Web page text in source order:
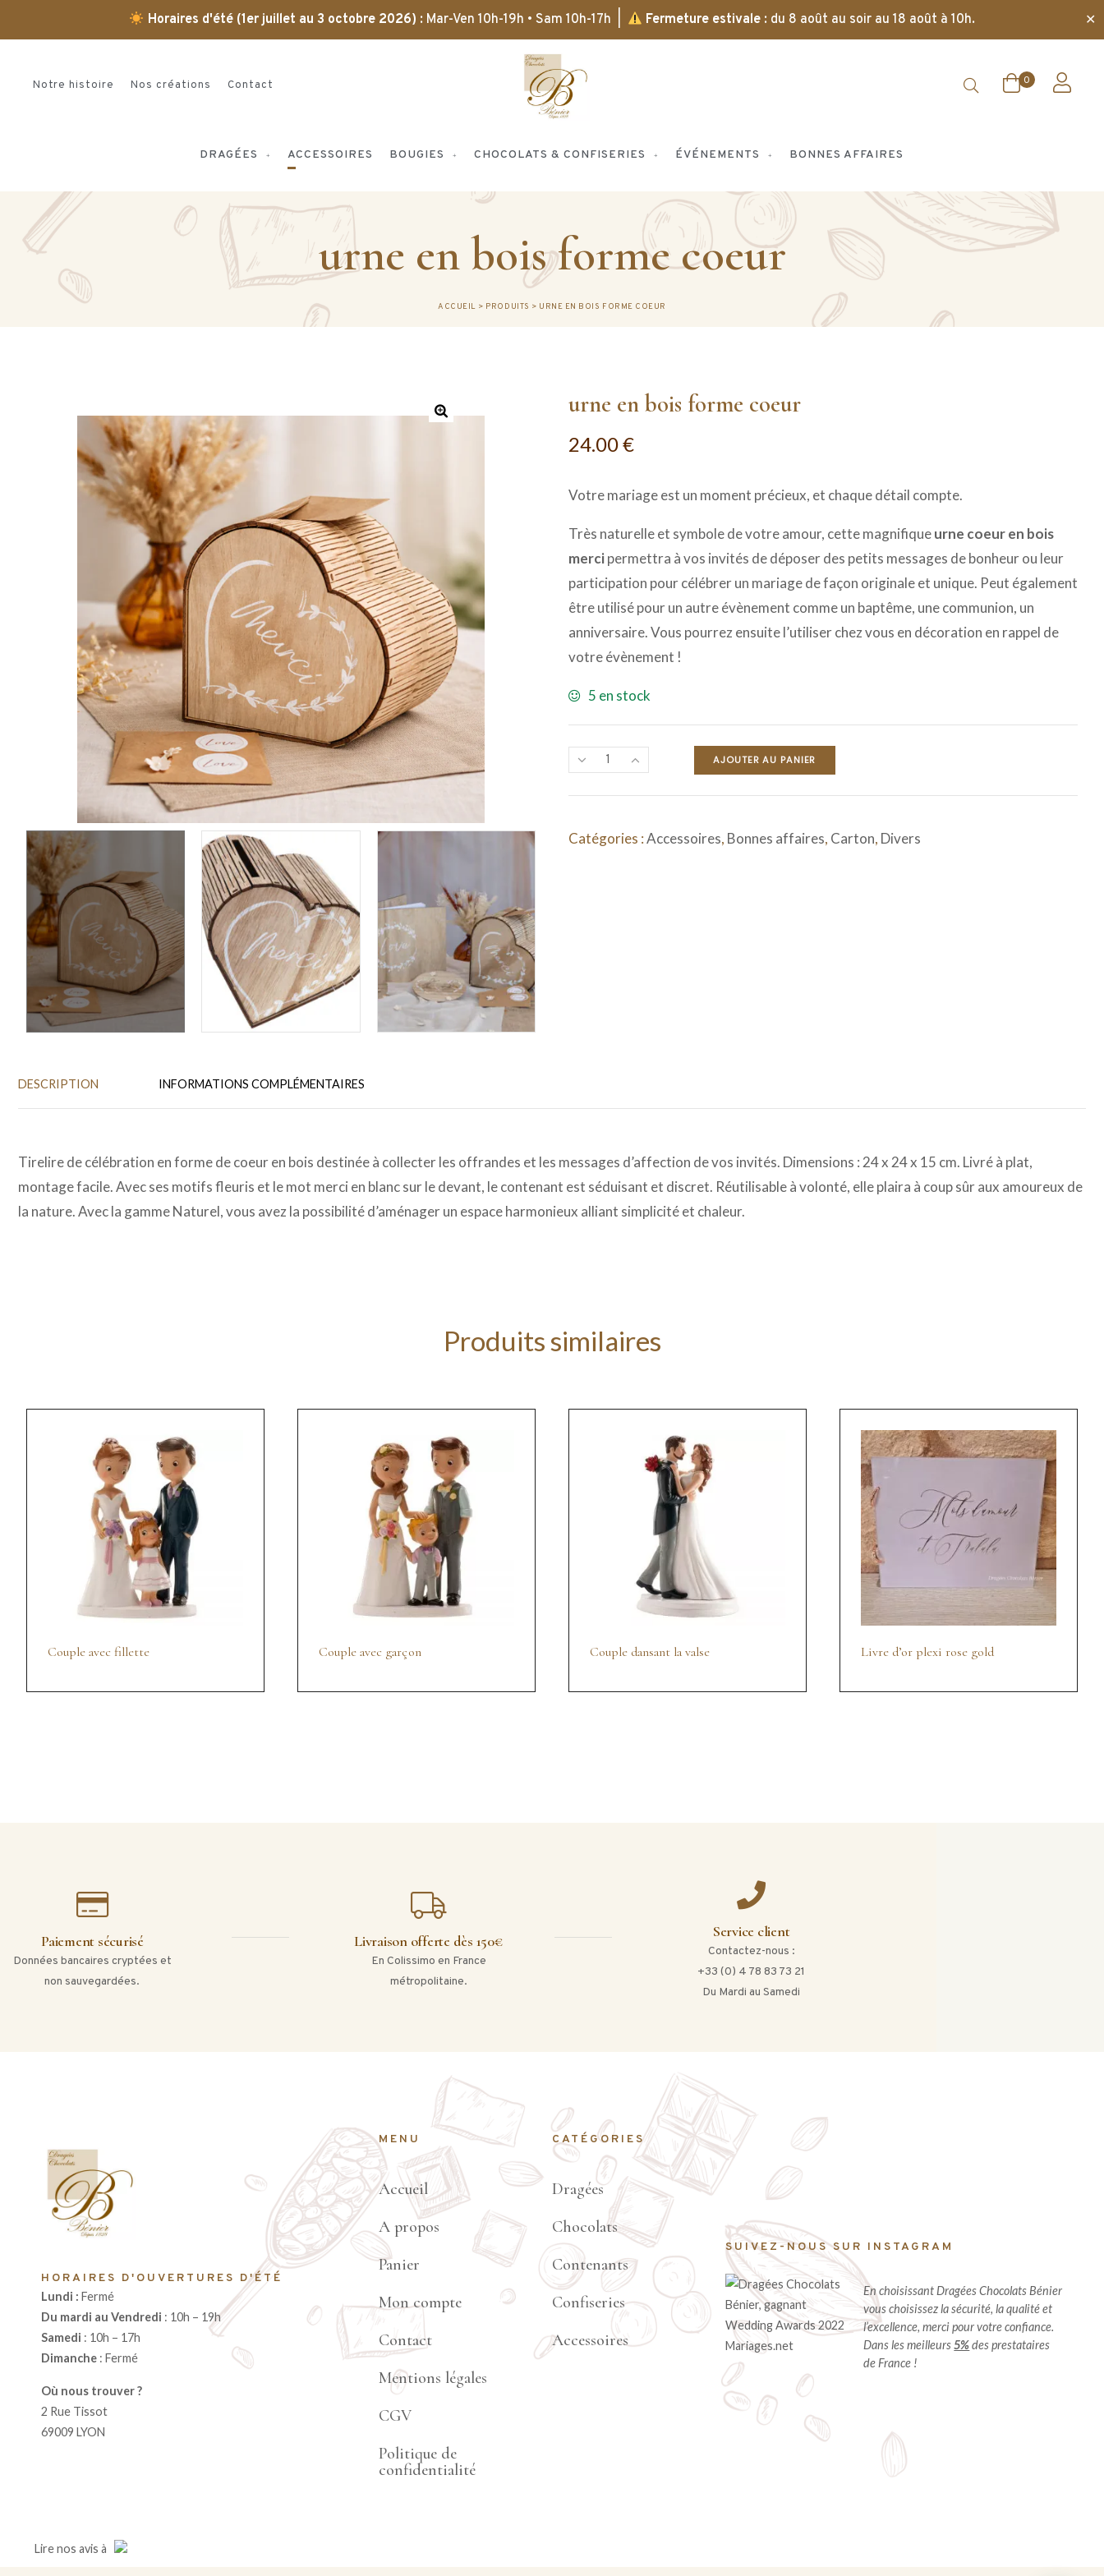
Horaires d'été (1er juillet au 3 octobre 2026) : Mar-Ven 10h-19h • Sam 10h-17h | Fermeture estivale: du 8 août au soir au 18 août à 10h. ✕
Notre histoire Nos créations Contact 0
DRAGÉES ACCESSOIRES BOUGIES CHOCOLATS & CONFISERIES ÉVÉNEMENTS BONNES AFFAIRES
urne en bois forme coeur
ACCUEIL > PRODUITS > URNE EN BOIS FORME COEUR
urne en bois forme coeur
24.00€
Votre mariage est un moment précieux, et chaque détail compte.
Très naturelle et symbole de votre amour, cette magnifiqueurne coeur en bois
mercipermettra à vos invités de déposer des petits messages de bonheur ou leur
participation pour célébrer un mariage de façon originale et unique. Peut également
être utilisé pour un autre évènement comme un baptême, une communion, un
anniversaire. Vous pourrez ensuite l’utiliser chez vous en décoration en rappel de
votre évènement !
5 en stock
AJOUTER AU PANIER
Catégories :Accessoires, Bonnes affaires, Carton, Divers
DESCRIPTION INFORMATIONS COMPLÉMENTAIRES
Tirelire de célébration en forme de coeur en bois destinée à collecter les offrandes et les messages d’affection de vos invités. Dimensions : 24 x 24 x 15 cm. Livré à plat,
montage facile. Avec ses motifs fleuris et le mot merci en blanc sur le devant, le contenant est séduisant et discret. Réutilisable à volonté, elle plaira à coup sûr aux amoureux de
la nature. Avec la gamme Naturel, vous avez la possibilité d’aménager un espace harmonieux alliant simplicité et chaleur.
Produits similaires
Couple avec fillette Couple avec garçon Couple dansant la valse Livre d’or plexi rose gold
Paiement sécurisé
Données bancaires cryptées et
non sauvegardées.
Livraison offerte dès 150€
En Colissimo en France
métropolitaine.
Service client
Contactez-nous :
+33 (0) 4 78 83 73 21
Du Mardi au Samedi
HORAIRES D'OUVERTURES D'ÉTÉ
Lundi : Fermé
Du mardi au Vendredi : 10h – 19h
Samedi : 10h – 17h
Dimanche : Fermé
Où nous trouver ?
2 Rue Tissot
69009 LYON
MENU
Accueil
A propos
Panier
Mon compte
Contact
Mentions légales
CGV
Politique de
confidentialité
CATÉGORIES
Dragées
Chocolats
Contenants
Confiseries
Accessoires
SUIVEZ-NOUS SUR INSTAGRAM
En choisissant Dragées Chocolats Bénier
vous choisissez la sécurité, la qualité et
l’excellence, merci pour votre confiance.
Dans les meilleurs5%des prestataires
de France !
Lirenos avis à